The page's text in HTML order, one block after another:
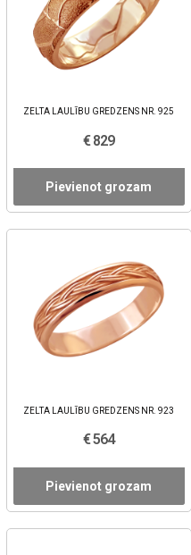
ZELTA LAULĪBU GREDZENS NR. 925
€ 829
Pievienot grozam
ZELTA LAULĪBU GREDZENS NR. 923
€ 564
Pievienot grozam